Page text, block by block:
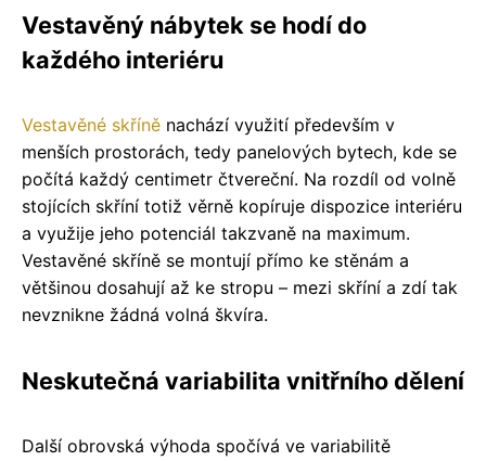
Vestavěný nábytek se hodí do
každého interiéru
Vestavěné skříně nachází využití především v
menších prostorách, tedy panelových bytech, kde se
počítá každý centimetr čtvereční. Na rozdíl od volně
stojících skříní totiž věrně kopíruje dispozice interiéru
a využije jeho potenciál takzvaně na maximum.
Vestavěné skříně se montují přímo ke stěnám a
většinou dosahují až ke stropu – mezi skříní a zdí tak
nevznikne žádná volná škvíra.
Neskutečná variabilita vnitřního dělení
Další obrovská výhoda spočívá ve variabilitě